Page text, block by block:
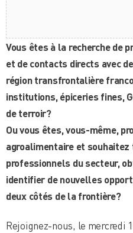
Vous êtes à la recherche de
et de contacts directs avec
région transfrontalière
institutions, épiceries fines,
de terroir?
Ou vous êtes, vous-même,
agroalimentaire et
professionnels du secteur,
identifier de nouvelles
deux côtés de la frontière?
Rejoignez-nous, le mercredi